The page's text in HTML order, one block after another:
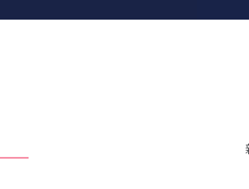
お気に入りブランド